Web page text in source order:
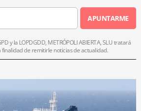
APUNTARME
y la LOPDGDD, METRÓPOLI ABIERTA, SLU tratará
finalidad de remitirle noticias de actualidad.